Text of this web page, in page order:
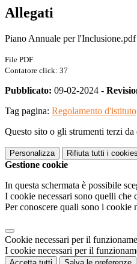
Allegati
Piano Annuale per l'Inclusione.pdf
File PDF
Contatore click: 37
Pubblicato: 09-02-2024 -
Tag pagina: Regolamento d'istituto
Questo sito o gli strumenti terzi
Personalizza Rifiuta tutti i cookies
Gestione cookie
In questa schermata è possibile
I cookie necessari sono quelli
Per conoscere quali sono i cookie
Cookie necessari per il
I cookie necessari per il